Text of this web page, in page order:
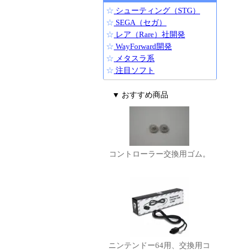
☆ シューティング（STG）
☆ SEGA（セガ）
☆ レア（Rare）社開発
☆ WayForward開発
☆ メタスラ系
☆ 注目ソフト
▼ おすすめ商品
コントローラー交換用ゴム。
ニンテンドー64用、交換用コ